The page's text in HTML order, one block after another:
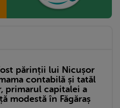
părinții lui Nicușor
contabilă și tatăl
primarul capitalei a
modestă în Făgăraș